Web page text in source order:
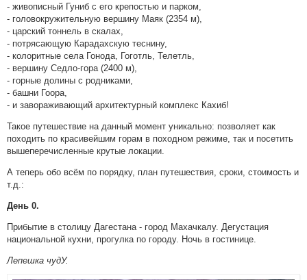
- живописный Гуниб с его крепостью и парком,
- головокружительную вершину Маяк (2354 м),
- царский тоннель в скалах,
- потрясающую Карадахскую теснину,
- колоритные села Гонода, Гоготль, Телетль,
- вершину Седло-гора (2400 м),
- горные долины с родниками,
- башни Гоора,
- и завораживающий архитектурный комплекс Кахиб!
Такое путешествие на данный момент уникально: позволяет как
походить по красивейшим горам в походном режиме, так и посетить
вышеперечисленные крутые локации.
А теперь обо всём по порядку, план путешествия, сроки, стоимость и
т.д.:
День 0.
Прибытие в столицу Дагестана - город Махачкалу. Дегустация
национальной кухни, прогулка по городу. Ночь в гостинице.
Лепешка чудУ.